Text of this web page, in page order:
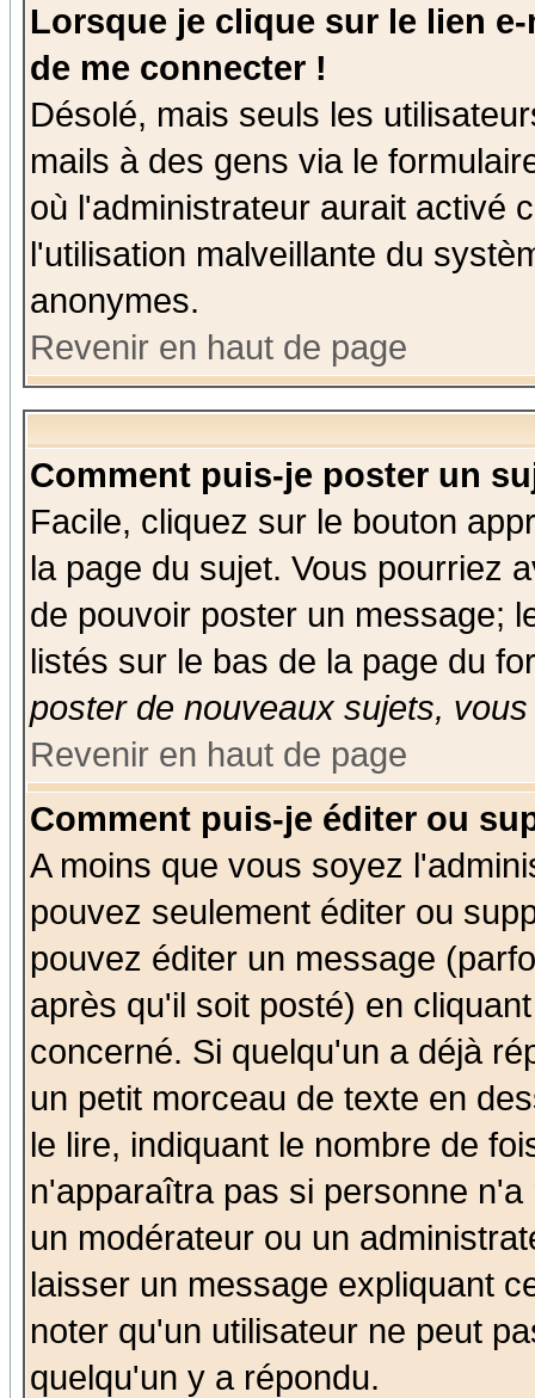
Lorsque je clique sur le lien
de me connecter !
Désolé, mais seuls les
mails à des gens via le
où l'administrateur aurait activé
l'utilisation malveillante du
anonymes.
Revenir en haut de page
Comment puis-je poster un
Facile, cliquez sur le bouton
la page du sujet. Vous pourriez
de pouvoir poster un message;
listés sur le bas de la page du
poster de nouveaux sujets,
Revenir en haut de page
Comment puis-je éditer ou
A moins que vous soyez
pouvez seulement éditer ou
pouvez éditer un message
après qu'il soit posté) en
concerné. Si quelqu'un a déjà
un petit morceau de texte en
le lire, indiquant le nombre de
n'apparaîtra pas si personne
un modérateur ou un
laisser un message expliquant
noter qu'un utilisateur ne peut
quelqu'un y a répondu.